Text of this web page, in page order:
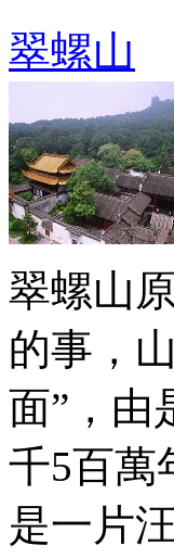
翠螺山
翠螺山
的事，
面”，由
千5百萬
是一片